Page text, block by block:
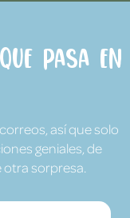
pasa en
así que solo
geniales, de
sorpresa.